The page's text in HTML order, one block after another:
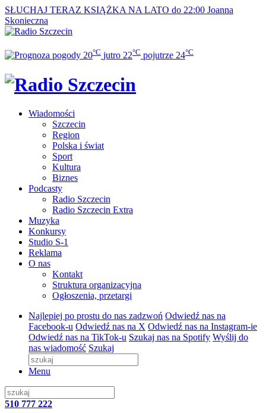
SŁUCHAJ TERAZ KSIĄŻKA NA LATO do 22:00 Joanna
Skonieczna
20°C jutro 22°C pojutrze 24°C
Wiadomości
Szczecin
Region
Polska i świat
Sport
Kultura
Biznes
Podcasty
Radio Szczecin
Radio Szczecin Extra
Muzyka
Konkursy
Studio S-1
Reklama
O nas
Kontakt
Struktura organizacyjna
Ogłoszenia, przetargi
Najlepiej po prostu do nas zadzwoń Odwiedź nas na
Facebook-u Odwiedź nas na X Odwiedź nas na Instagram-ie
Odwiedź nas na TikTok-u Szukaj nas na Spotify Wyślij do
nas wiadomość Szukaj
Menu
510 777 222